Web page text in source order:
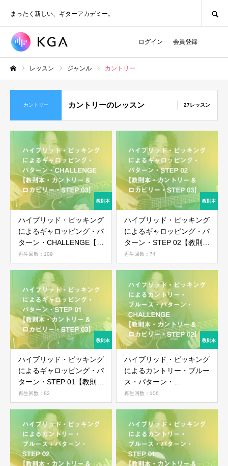
まったく新しい、ギターアカデミー。
ログイン 会員登録
レッスン ジャンル カントリー
カントリー カントリーのレッスン 27レッスン
ハイブリッド・ピッキング
によるギャロッピング・パ
ターン・CHALLENGE【教
則本・カントリー&ロカビ
リー・STEP 03】
再生回数：109
ハイブリッド・ピッキング
によるギャロッピング・パ
ターン・STEP 02【教則
本・カントリー&ロカビリ
ー・STEP 03】
再生回数：74
ハイブリッド・ピッキング
によるギャロッピング・パ
ターン・STEP 01【教則
本・カントリー&ロカビリ
ー・STEP 03】
再生回数：82
ハイブリッド・ピッキング
によるカントリー・ブルー
ス・パターン・
CHALLENGE【教則本・カ
ントリー&ロカビリー・
STEP 02】
再生回数：106